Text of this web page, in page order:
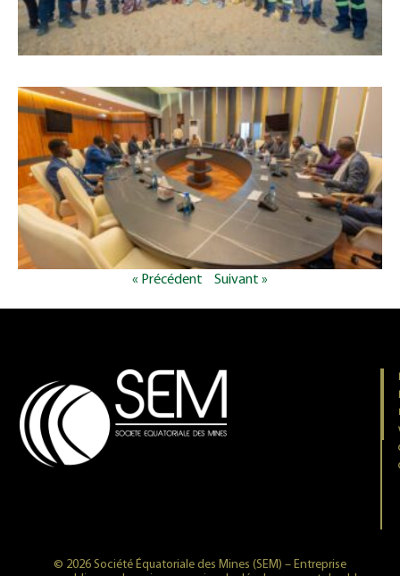
« Précédent Suivant »
© 2026 Société Équatoriale des Mines (SEM) – Entreprise